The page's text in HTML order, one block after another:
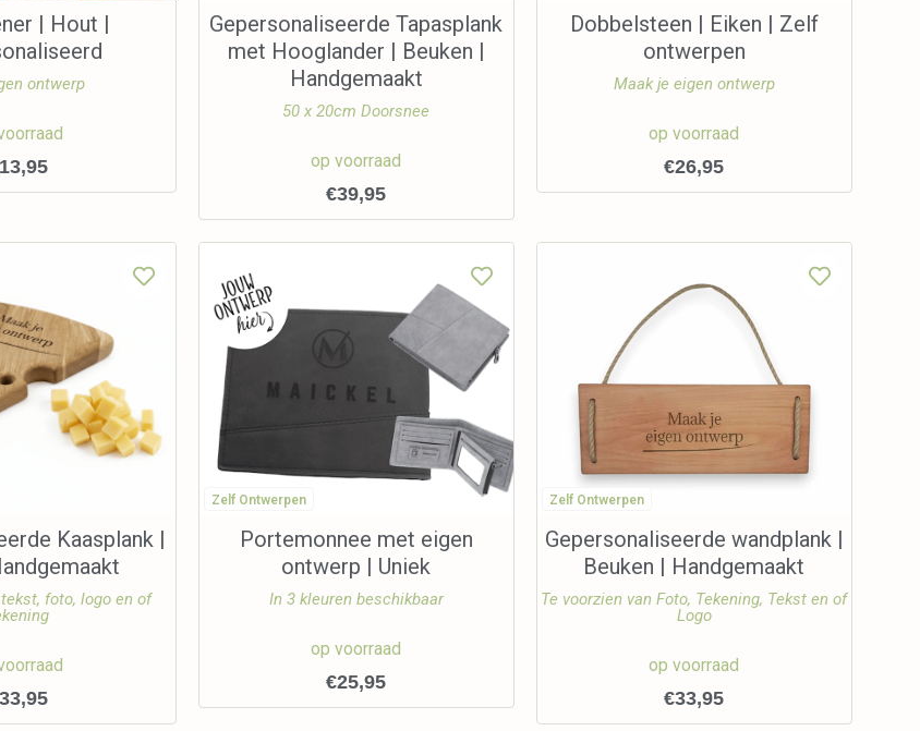
| Hout |
ontwerp
13,95
Gepersonaliseerde Tapasplank
met Hooglander | Beuken |
Handgemaakt
50 x 20cm Doorsnee
op voorraad
€39,95
Dobbelsteen | Eiken | Zelf
ontwerpen
Maak je eigen ontwerp
op voorraad
€26,95
Kaasplank |
foto, logo en of
33,95
Zelf Ontwerpen
Portemonnee met eigen
ontwerp | Uniek
In 3 kleuren beschikbaar
op voorraad
€25,95
Zelf Ontwerpen
Gepersonaliseerde wandplank |
Beuken | Handgemaakt
Te voorzien van Foto, Tekening, Tekst en of
Logo
op voorraad
€33,95